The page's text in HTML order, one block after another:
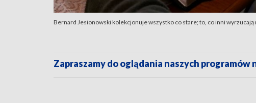
Bernard Jesionowski kolekcjonuje wszystko co stare; to, co inni
Zapraszamy do oglądania naszych programów